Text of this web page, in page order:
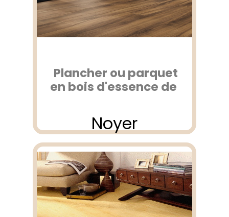
Plancher ou parquet
en bois d'essence de
Noyer